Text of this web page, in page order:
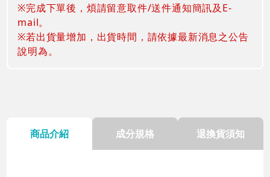
※完成下單後，煩請留意取件/送件通知簡訊及E-
mail。
※若出貨量增加，出貨時間，請依據最新消息之公告
說明為。
商品介紹 成分規格 退換貨須知